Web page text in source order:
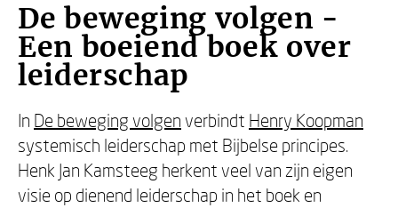
De beweging volgen -
Een boeiend boek over
leiderschap
In De beweging volgen verbindt Henry Koopman
systemisch leiderschap met Bijbelse principes.
Henk Jan Kamsteeg herkent veel van zijn eigen
visie op dienend leiderschap in het boek en